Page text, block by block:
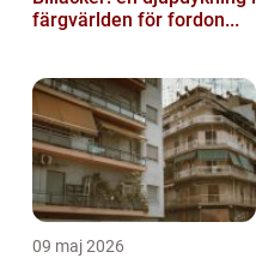
färgvärlden för fordon...
09 maj 2026